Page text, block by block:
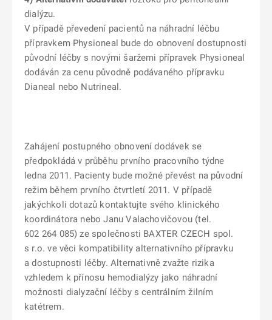
dialýzu.
V případě převedení pacientů na náhradní léčbu
přípravkem Physioneal bude do obnovení dostupnosti
původní léčby s novými šaržemi přípravek Physioneal
dodáván za cenu původně podávaného přípravku
Dianeal nebo Nutrineal.
Zahájení postupného obnovení dodávek se
předpokládá v průběhu prvního pracovního týdne
ledna 2011. Pacienty bude možné převést na původní
režim během prvního čtvrtletí 2011. V případě
jakýchkoli dotazů kontaktujte svého klinického
koordinátora nebo Janu Valachovičovou (tel.
602 264 085) ze společnosti BAXTER CZECH spol.
s r.o. ve věci kompatibility alternativního přípravku
a dostupnosti léčby. Alternativně zvažte rizika
vzhledem k přínosu hemodialýzy jako náhradní
možnosti dialyzační léčby s centrálním žilním
katétrem.